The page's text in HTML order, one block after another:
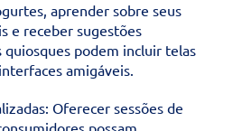
aprender sobre seus
e receber sugestões
quiosques podem incluir telas
amigáveis.
Oferecer sessões de